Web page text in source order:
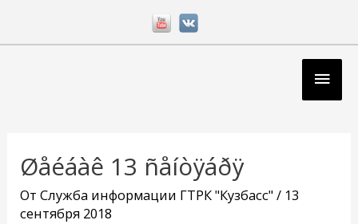
Øåéáàê 13 ñåíòÿáðÿ
ОтСлужба информации ГТРК "Кузбасс"/ 13
сентября 2018
записям